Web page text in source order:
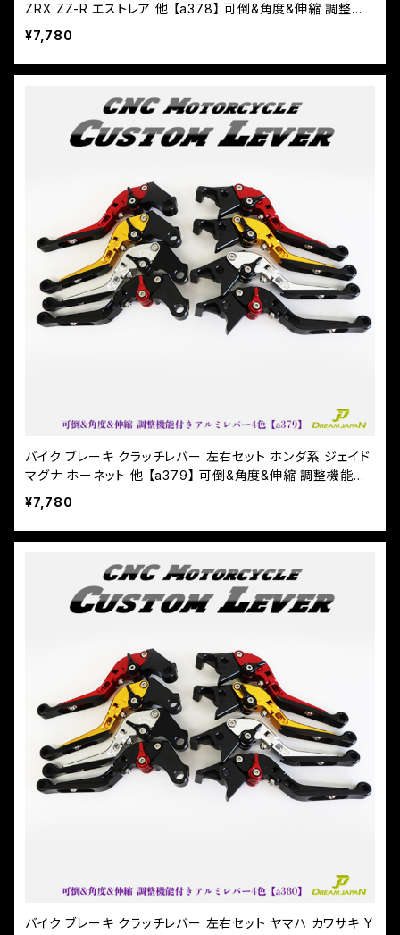
ZRX ZZ-R エストレア 他 【a378】 可倒&角度&伸縮 調整機
能付き
¥7,780
バイク ブレーキ クラッチレバー 左右セット ホンダ系 ジェイド
マグナ ホーネット 他 【a379】 可倒&角度&伸縮 調整機能付
き
¥7,780
バイク ブレーキ クラッチレバー 左右セット ヤマハ カワサキ Y